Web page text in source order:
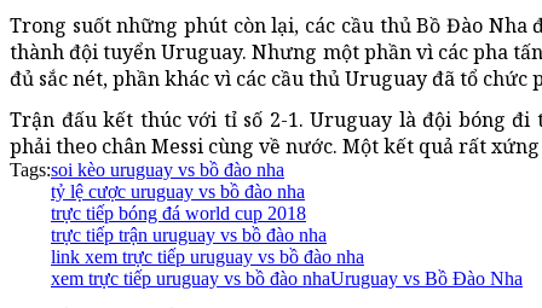
Trong suốt những phút còn lại, các cầu thủ Bồ Đào
thành đội tuyển Uruguay. Nhưng một phần vì các pha
đủ sắc nét, phần khác vì các cầu thủ Uruguay đã tổ chức
Trận đấu kết thúc với tỉ số 2-1. Uruguay là đội bóng đi
phải theo chân Messi cùng về nước. Một kết quả rất
Tags:soi kèo uruguay vs bồ đào nha
tỷ lệ cược uruguay vs bồ đào nha
trực tiếp bóng đá world cup 2018
trực tiếp trận uruguay vs bồ đào nha
link xem trực tiếp uruguay vs bồ đào nha
xem trực tiếp uruguay vs bồ đào nhaUruguay vs Bồ Đào Nha